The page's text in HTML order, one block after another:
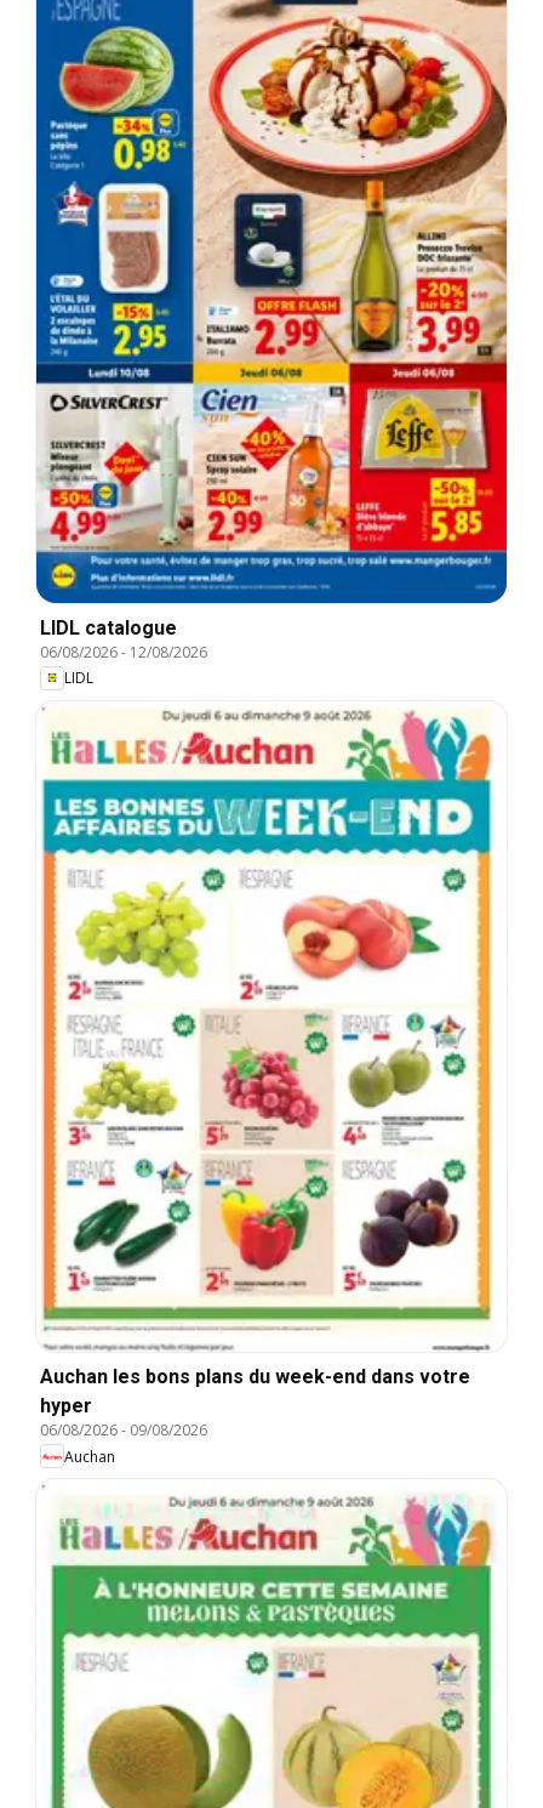
LIDL catalogue
06/08/2026- 12/08/2026
LIDL
Auchan les bons plans du week-end dans votre
hyper
06/08/2026- 09/08/2026
Auchan